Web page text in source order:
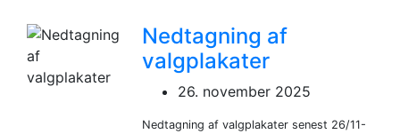
Nedtagning af
valgplakater
26. november 2025
Nedtagning af valgplakater senest 26/11-